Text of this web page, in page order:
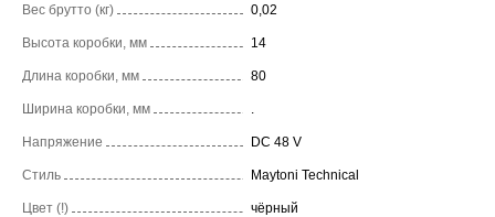
Вес брутто (кг) 0,02
Высота коробки, мм 14
Длина коробки, мм 80
Ширина коробки, мм
Напряжение DC 48 V
Стиль Maytoni Technical
Цвет (!) чёрный